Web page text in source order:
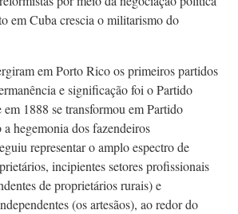
em Cuba crescia o militarismo do
em Porto Rico os primeiros partidos
e significação foi o Partido
1888 se transformou em Partido
hegemonia dos fazendeiros
representar o amplo espectro de
incipientes setores profissionais
de proprietários rurais) e
(os artesãos), ao redor do